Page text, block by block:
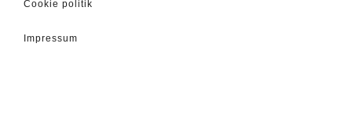
Cookie politik
Impressum